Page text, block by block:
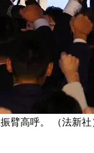
臂高呼。 （法新社